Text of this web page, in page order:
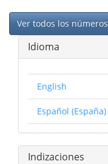
Ver todos los números
Idioma
English
Español (España)
Indizaciones